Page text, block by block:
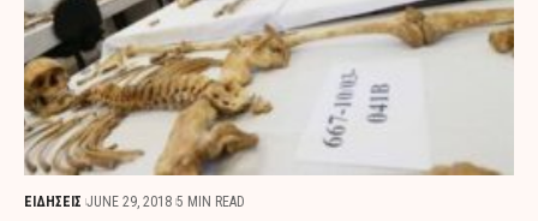
ΕΙΔΗΣΕΙΣ JUNE 29, 2018 5 MIN READ